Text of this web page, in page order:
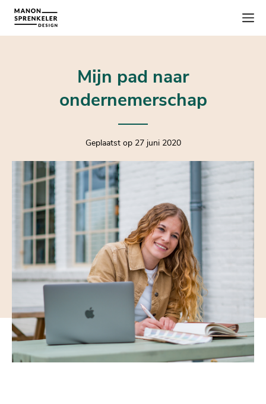
Mijn pad naar
ondernemerschap
Geplaatst op 27 juni 2020